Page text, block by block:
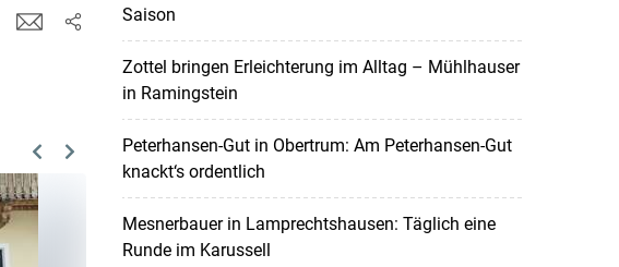
Previous
Next
Saison
Zottel bringen Erleichterung im Alltag – Mühlhauser
in Ramingstein
Peterhansen-Gut in Obertrum: Am Peterhansen-Gut
knackt‘s ordentlich
Mesnerbauer in Lamprechtshausen: Täglich eine
Runde im Karussell